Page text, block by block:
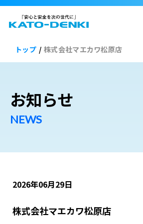
トップ / 株式会社マエカワ松原店
お知らせ
2026年06月29日
株式会社マエカワ松原店